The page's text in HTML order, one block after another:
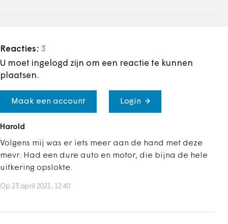
Reacties: 3
U moet ingelogd zijn om een reactie te kunnen
plaatsen.
Maak een account Login
Harold
Volgens mij was er iets meer aan de hand met deze
mevr. Had een dure auto en motor, die bijna de hele
uitkering opslokte.
Op 23 april 2021, 12:40